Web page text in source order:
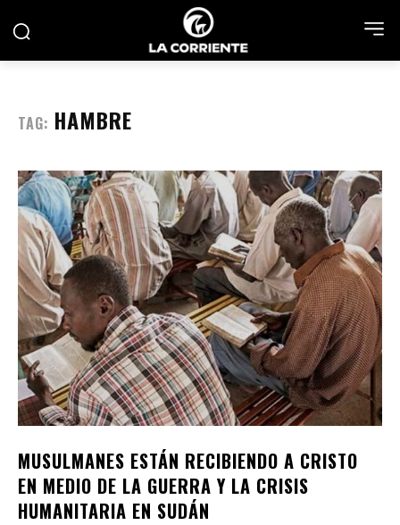
TAG: HAMBRE
MUSULMANES ESTÁN RECIBIENDO A CRISTO
EN MEDIO DE LA GUERRA Y LA CRISIS
HUMANITARIA EN SUDÁN